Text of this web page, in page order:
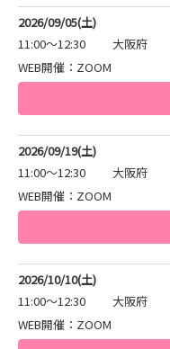
2026/09/05(土)
11:00～12:30
大阪府
WEB開催：ZOOM
2026/09/19(土)
11:00～12:30
大阪府
WEB開催：ZOOM
2026/10/10(土)
11:00～12:30
大阪府
WEB開催：ZOOM